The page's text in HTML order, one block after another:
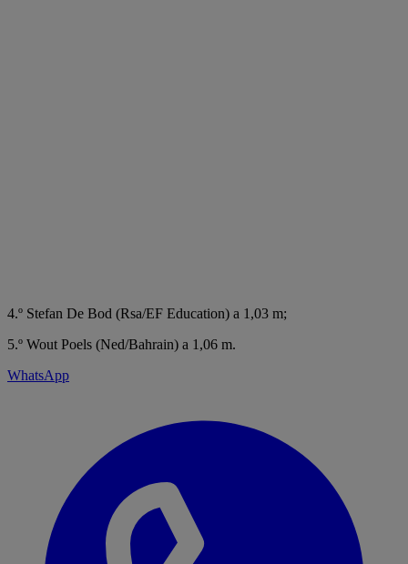
4.º Stefan De Bod (Rsa/EF Education) a 1,03 m;
5.º Wout Poels (Ned/Bahrain) a 1,06 m.
WhatsApp